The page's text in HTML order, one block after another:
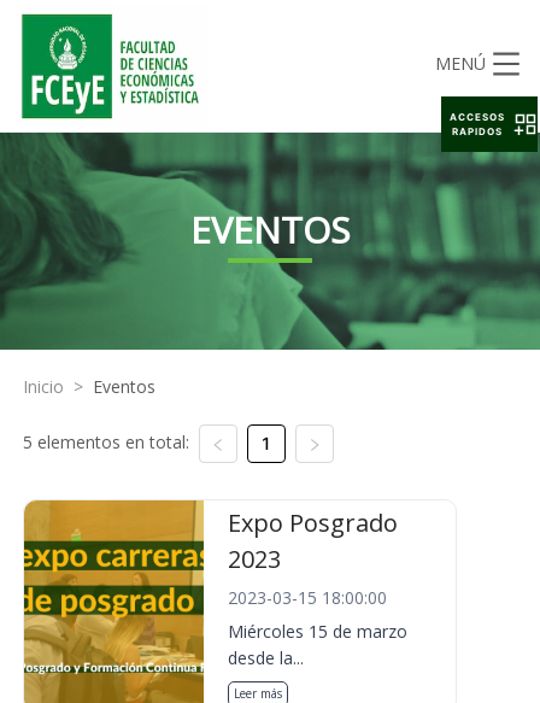
MENÚ
EVENTOS
Inicio > Eventos
5 elementos en total: 1
Expo Posgrado
2023
2023-03-15 18:00:00
Miércoles 15 de marzo
desde la...
Leer más
ACCESOS
RAPIDOS